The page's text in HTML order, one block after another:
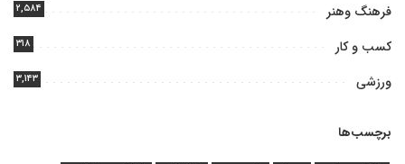
فرهنگ وهنر ۲,۵۸۴
کسب و کار ۳۱۸
ورزشی ۳,۱۴۳
برچسب‌ها